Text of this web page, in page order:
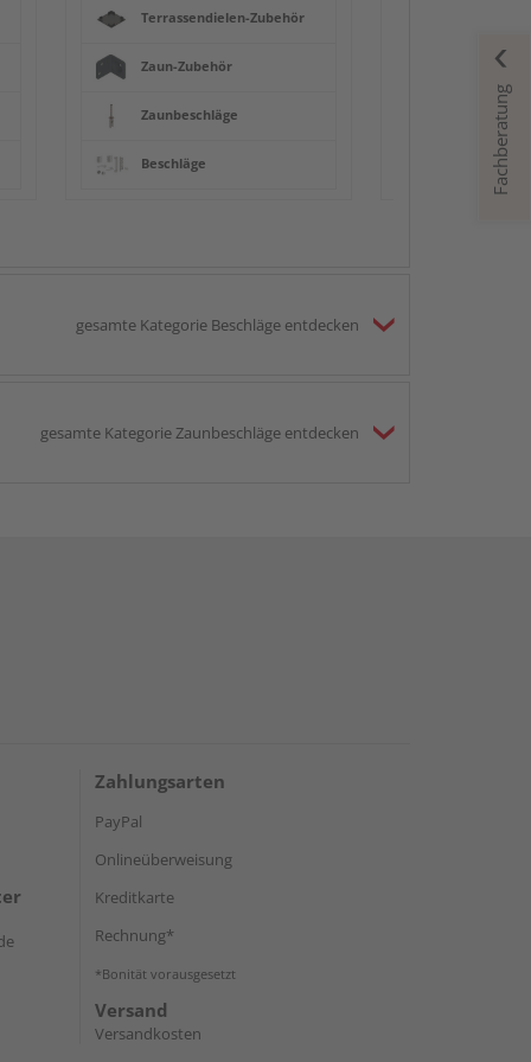
Terrassendielen-Zubehör
Zaun-Zubehör
Zaunbeschläge
Beschläge
gesamte Kategorie Beschläge entdecken
gesamte Kategorie Zaunbeschläge entdecken
Fachberatung
Zahlungsarten
PayPal
Onlineüberweisung
Kreditkarte
Rechnung*
*Bonität vorausgesetzt
Versand
Versandkosten